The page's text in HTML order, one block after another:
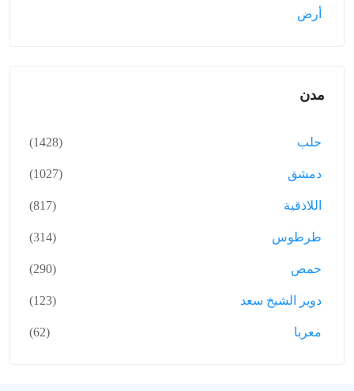
أرض
مدن
حلب (1428)
دمشق (1027)
اللاذقية (817)
طرطوس (314)
حمص (290)
دوير الشيخ سعد (123)
معربا (62)